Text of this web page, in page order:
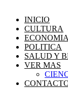
INICIO
CULTURA
ECONOMIA
POLITICA
SALUD Y
VER MAS